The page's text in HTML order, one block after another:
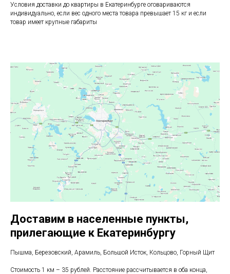
Условия доставки до квартиры в Екатеринбурге оговариваются
индивидуально, если вес одного места товара превышает 15 кг и если
товар имеет крупные габариты
Доставим в населенные пункты,
прилегающие к Екатеринбургу
Пышма, Березовский, Арамиль, Большой Исток, Кольцово, Горный Щит
Стоимость 1 км – 35 рублей. Расстояние рассчитывается в оба конца,